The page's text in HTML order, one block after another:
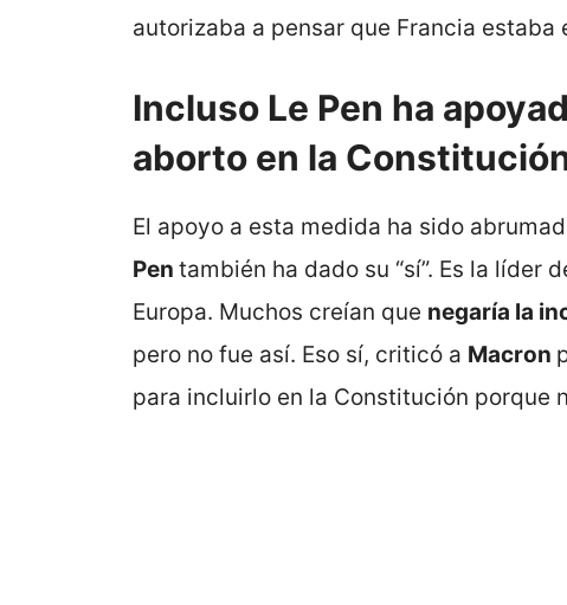
autorizaba a pensar que Francia estaba
Incluso Le Pen ha
aborto en la
El apoyo a esta medida ha sido
Pen también ha dado su “sí”. Es la líder
Europa. Muchos creían que negaría la
pero no fue así. Eso sí, criticó a Macron
para incluirlo en la Constitución porque